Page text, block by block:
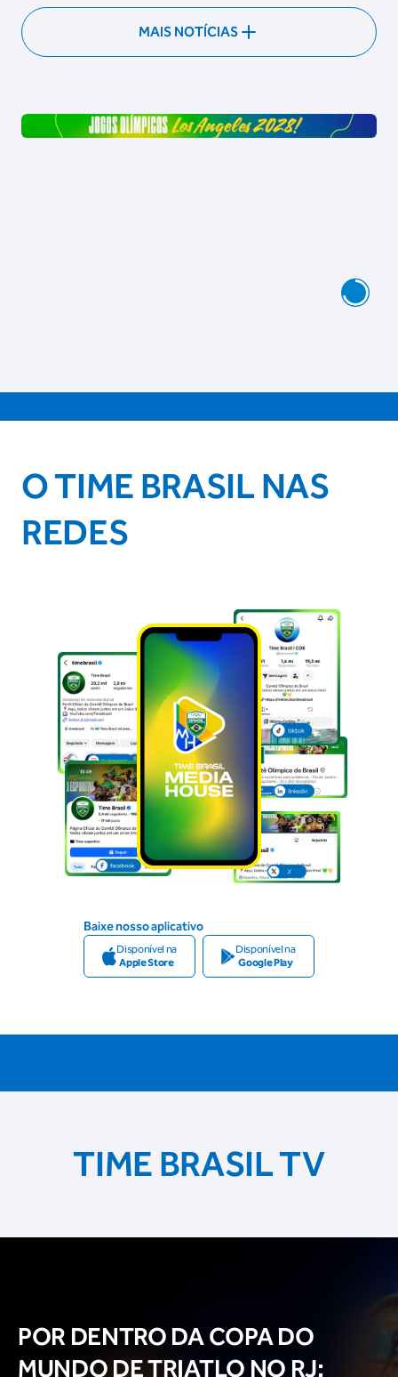
MAIS NOTÍCIAS
O TIME BRASIL NAS
REDES
Baixe nosso aplicativo
Disponível na
Apple Store
Disponível na
Google Play
TIME BRASIL TV
POR DENTRO DA COPA DO
MUNDO DE TRIATLO NO RJ: